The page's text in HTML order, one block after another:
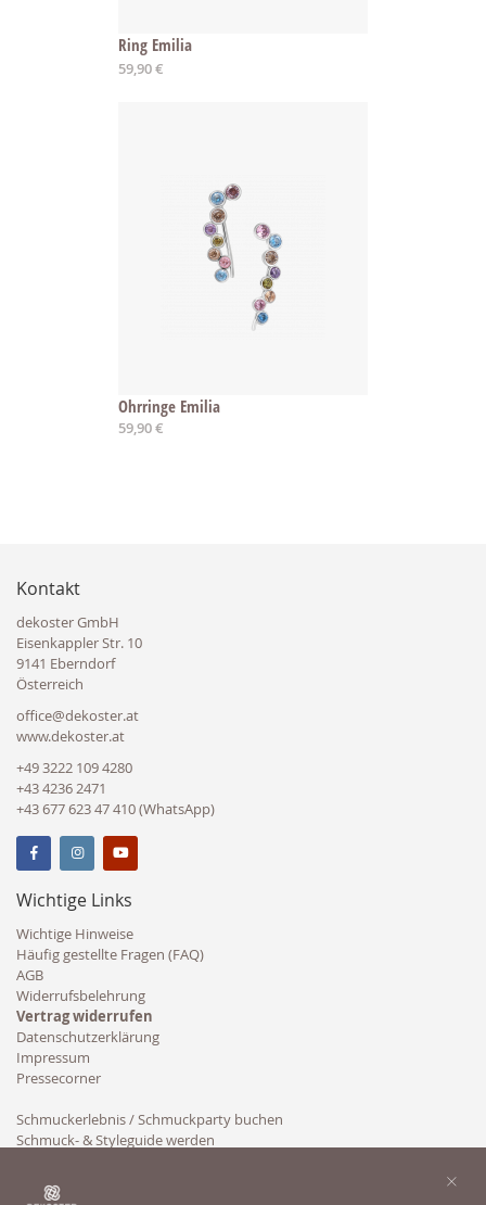
Ring Emilia
Ab
59,90 €
Ohrringe Emilia
59,90 €
Kontakt
dekoster GmbH
Eisenkappler Str. 10
9141 Eberndorf
Österreich
office@dekoster.at
www.dekoster.at
+49 3222 109 4280
+43 4236 2471
+43 677 623 47 410 (WhatsApp)
Wichtige Links
Wichtige Hinweise
Häufig gestellte Fragen (FAQ)
AGB
Widerrufsbelehrung
Vertrag widerrufen
Datenschutzerklärung
Impressum
Pressecorner
Schmuckerlebnis / Schmuckparty buchen
Schmuck- & Styleguide werden
×